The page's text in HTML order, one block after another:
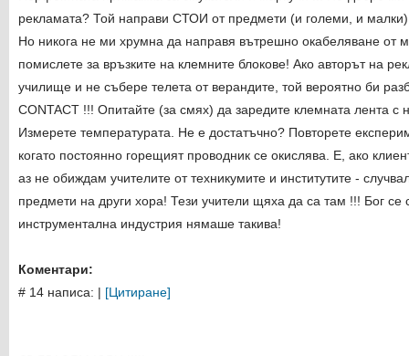
рекламата? Той направи СТОИ от предмети (и големи, и
Но никога не ми хрумна да направя вътрешно окабеляване от
помислете за връзките на клемните блокове! Ако авторът на
училище и не събере телета от верандите, той вероятно би
CONTACT !!! Опитайте (за смях) да заредите клемната лента с
Измерете температурата. Не е достатъчно? Повторете
когато постоянно горещият проводник се окислява. Е, ако
аз не обиждам учителите от техникумите и институтите -
предмети на други хора! Тези учители щяха да са там !!! Бог се
инструментална индустрия нямаше такива!
Коментари:
# 14 написа: | [Цитиране]